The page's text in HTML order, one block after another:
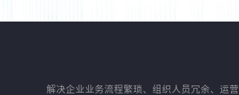
解决企业业务流程繁琐、组织人员冗余、运营